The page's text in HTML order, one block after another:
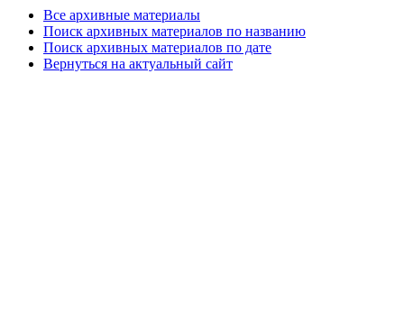
Все архивные материалы
Поиск архивных материалов по названию
Поиск архивных материалов по дате
Вернуться на актуальный сайт